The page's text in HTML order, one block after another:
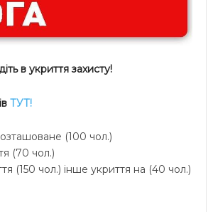
в укриття захисту!
ТУТ!
(100 чол.)
(70 чол.)
(150 чол.) інше укриття на (40 чол.)